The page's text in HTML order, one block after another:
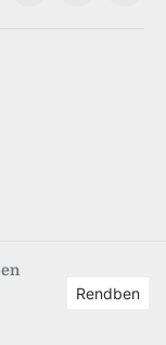
Rendben